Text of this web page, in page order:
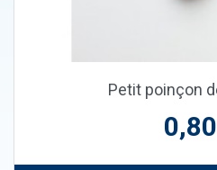
Petit poinçon
Prix